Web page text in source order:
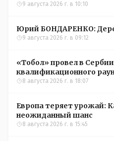
9 августа 2026 г. в 10:10
Юрий БОНДАРЕНКО:
9 августа 2026 г. в 09:12
«Тобол» провел в
квалификационного
УЕФА
8 августа 2026 г. в 18:07
Европа теряет урожай:
неожиданный шанс
8 августа 2026 г. в 15:45